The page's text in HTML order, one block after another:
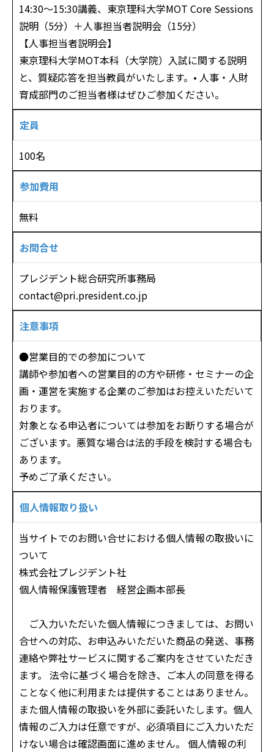
14:30〜15:30講義、東京理科大学MOT Core Sessions
説明（5分）＋人事担当者説明会（15分）
【人事担当者説明会】
東京理科大学MOT本科（大学院）入試に関する説明
と、質疑応答を担当教員がいたします。• 人事・人財
育成部門のご担当者様はぜひご参加ください。
定員
100名
参加費用
無料
お問合せ
プレジデント総合研究所事務局
contact@pri.president.co.jp
注意事項
●営業目的での参加について
講師や参加者への営業目的の方や研修・セミナーの企
画・運営を実施する企業のご参加はお控えいただいて
おります。
対象となる申込者については参加をお断りする場合が
ございます。悪質な場合は法的手段を検討する場合も
あります。
予めご了承ください。
個人情報取り扱い
当サイトでのお問い合せにおける個人情報の取扱いに
ついて
株式会社プレジデント社
個人情報保護管理者 経営企画本部長
ご入力いただいた個人情報につきましては、お問い
合せへの対応、お申込みいただいた商品の発送、事務
連絡や弊社サービスに関するご案内をさせていただき
ます。 法令に基づく場合を除き、ご本人の同意を得る
ことなく他に利用または提供することはありません。
また個人情報の取扱いを外部に委託いたします。個人
情報のご入力は任意ですが、必須項目にご入力いただ
けない場合は確認画面に進めません。 個人情報の利